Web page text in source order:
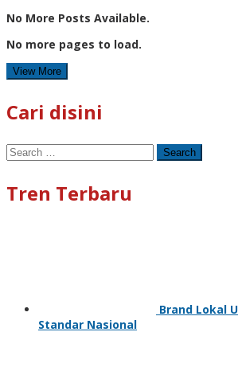
No More Posts Available.
No more pages to load.
View More
Cari disini
Search
for:
Tren Terbaru
Brand Lokal
Standar Nasional